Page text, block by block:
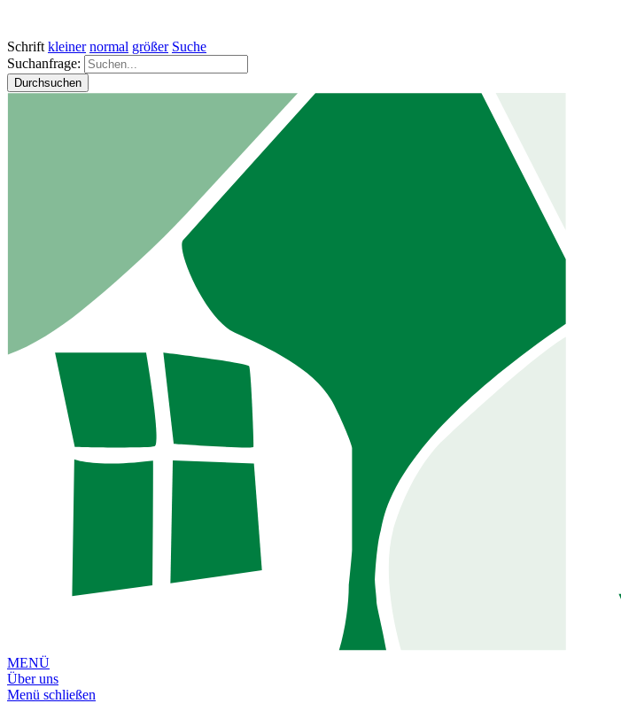
Schrift kleiner normal größer Suche
Suchanfrage:
Durchsuchen
MENÜ
Über uns
Menü schließen